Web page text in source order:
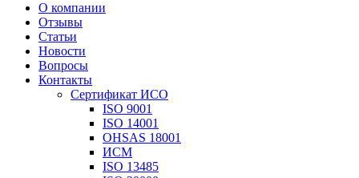
О компании
Отзывы
Статьи
Новости
Вопросы
Контакты
Сертификат ИСО
ISO 9001
ISO 14001
OHSAS 18001
ИСМ
ISO 13485